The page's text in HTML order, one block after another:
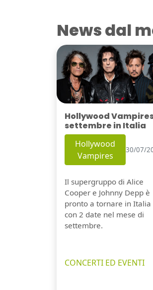
News dal
Hollywood
settembre in Italia
Hollywood
Vampires
30/07/
Il supergruppo di Alice
Cooper e Johnny Depp è
pronto a tornare in Italia
con 2 date nel mese di
settembre.
CONCERTI ED EVENTI